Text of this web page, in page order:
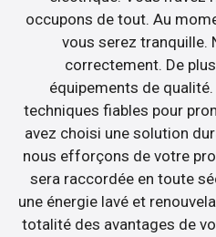
occupons de tout. Au
vous serez tranquille.
correctement. De
équipements de
techniques fiables pour
avez choisi une solution
nous efforçons de votre
sera raccordée en toute
une énergie lavé et
totalité des avantages de